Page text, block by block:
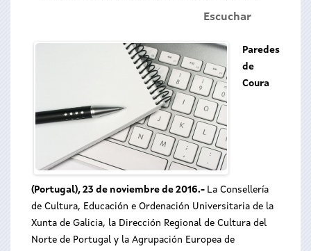
Escuchar
Paredes
de
Coura
(Portugal), 23 de noviembre de 2016.- La Consellería
de Cultura, Educación e Ordenación Universitaria de la
Xunta de Galicia, la Dirección Regional de Cultura del
Norte de Portugal y la Agrupación Europea de